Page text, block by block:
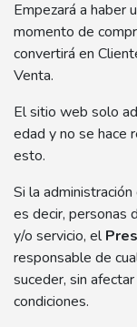
Empezará a haber
momento de
convertirá en
Venta.
El sitio web solo
edad y no se hace
esto.
Si la
es decir, personas
y/o servicio, el
responsable de
suceder, sin
condiciones.